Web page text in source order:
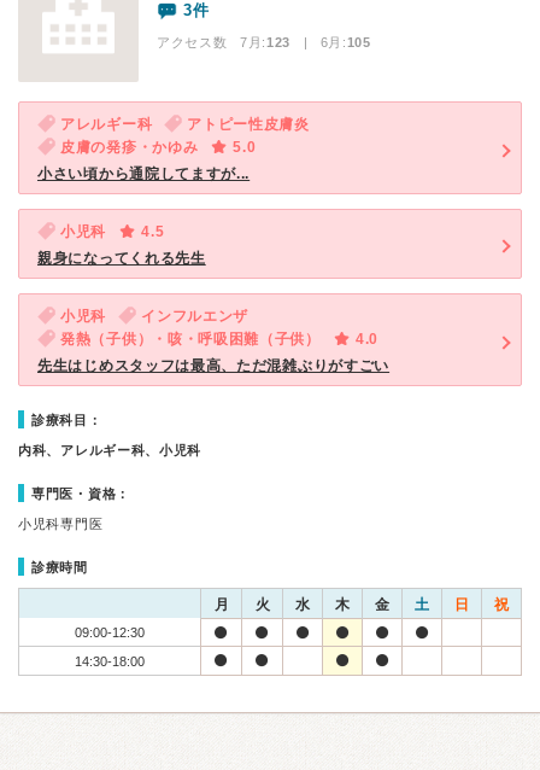
3件
アクセス数 7月:123 | 6月:105
アレルギー科
アトピー性皮膚炎
皮膚の発疹・かゆみ
5.0
小さい頃から通院してますが...
小児科
4.5
親身になってくれる先生
小児科
インフルエンザ
発熱（子供）・咳・呼吸困難（子供）
4.0
先生はじめスタッフは最高、ただ混雑ぶりがすごい
診療科目：
内科、アレルギー科、小児科
専門医・資格：
小児科専門医
診療時間
月 火 水 木 金 土 日 祝
09:00-12:30
14:30-18:00